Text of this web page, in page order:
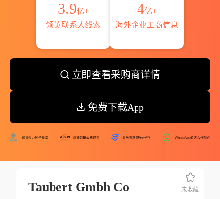
3.9亿+
领英联系人线索
4亿+
海外企业工商信息
立即查看采购商详情
免费下载App
Taubert Gmbh Co 未收藏